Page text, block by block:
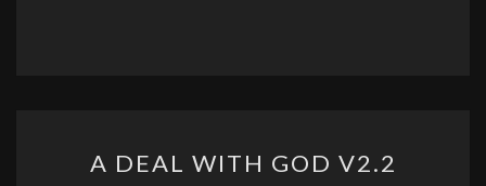
DEAL
A DEAL WITH GOD V2.2